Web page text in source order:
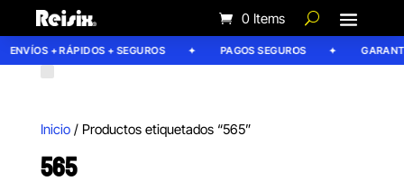
0 Items
ENVÍOS + RÁPIDOS + SEGUROS PAGOS SEGUROS
Inicio/ Productos etiquetados “565”
565